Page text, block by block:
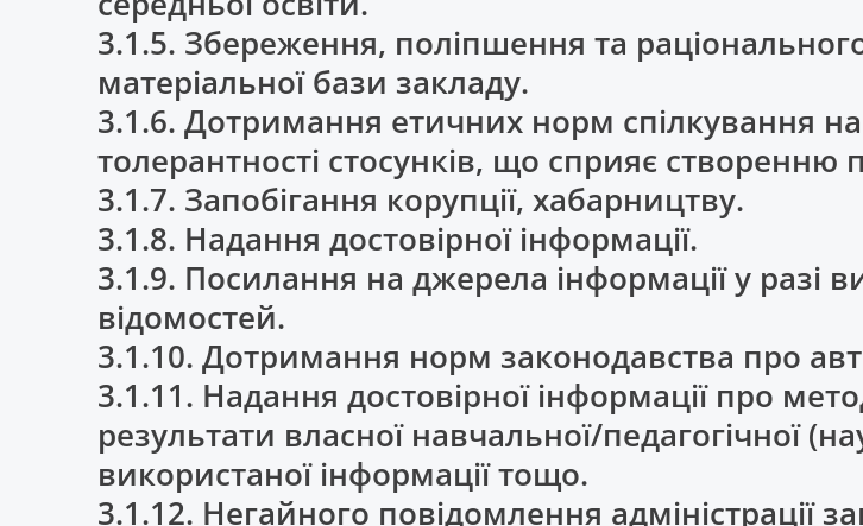
3.1.5. Збереження, поліпшення та
матеріальної бази закладу.
3.1.6. Дотримання етичних норм спілкування
толерантності стосунків, що сприяє створенню
3.1.7. Запобігання корупції, хабарництву.
3.1.8. Надання достовірної інформації.
3.1.9. Посилання на джерела інформації у разі
відомостей.
3.1.10. Дотримання норм законодавства про
3.1.11. Надання достовірної інформації про
результати власної навчальної/педагогічної
використаної інформації тощо.
3.1.12. Негайного повідомлення адміністрації